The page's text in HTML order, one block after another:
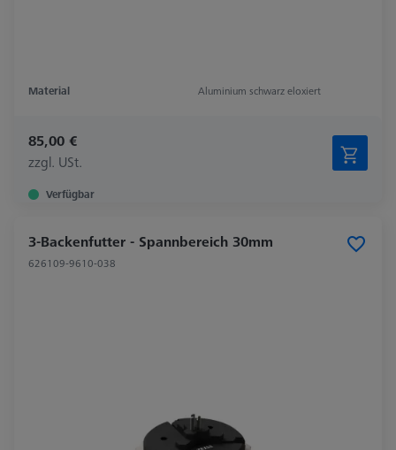
Material Aluminium schwarz eloxiert
85,00 €
zzgl. USt.
Verfügbar
3-Backenfutter - Spannbereich 30mm
626109-9610-038